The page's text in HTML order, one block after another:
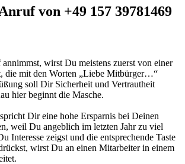
von +49 157 39781469
wirst Du meistens zuerst von einer
die mit den Worten „Liebe Mitbürger…“
soll Dir Sicherheit und Vertrautheit
hier beginnt die Masche.
Dir eine hohe Ersparnis bei Deinen
weil Du angeblich im letzten Jahr zu viel
Interesse zeigst und die entsprechende Taste
wirst Du an einen Mitarbeiter in einem